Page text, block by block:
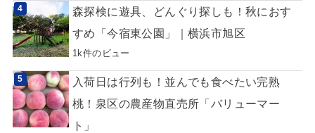
森探検に遊具、どんぐり探しも！秋におす
すめ「今宿東公園」｜横浜市旭区
1k件のビュー
入荷日は行列も！並んでも食べたい完熟
桃！泉区の農産物直売所「バリューマー
ト」